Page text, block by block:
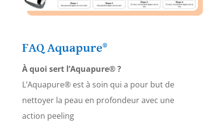
FAQ Aquapure®
À quoi sert l’Aquapure® ?
L’Aquapure® est à soin qui a pour but de
nettoyer la peau en profondeur avec une
action peeling